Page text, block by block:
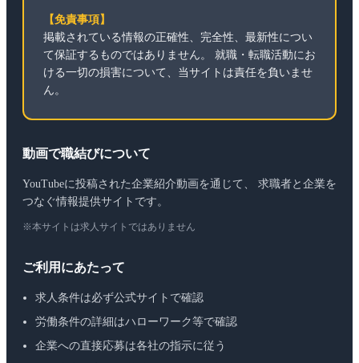
【免責事項】
掲載されている情報の正確性、完全性、最新性につい
て保証するものではありません。 就職・転職活動にお
ける一切の損害について、当サイトは責任を負いませ
ん。
動画で職結びについて
YouTubeに投稿された企業紹介動画を通じて、 求職者と企業を
つなぐ情報提供サイトです。
※本サイトは求人サイトではありません
ご利用にあたって
求人条件は必ず公式サイトで確認
労働条件の詳細はハローワーク等で確認
企業への直接応募は各社の指示に従う